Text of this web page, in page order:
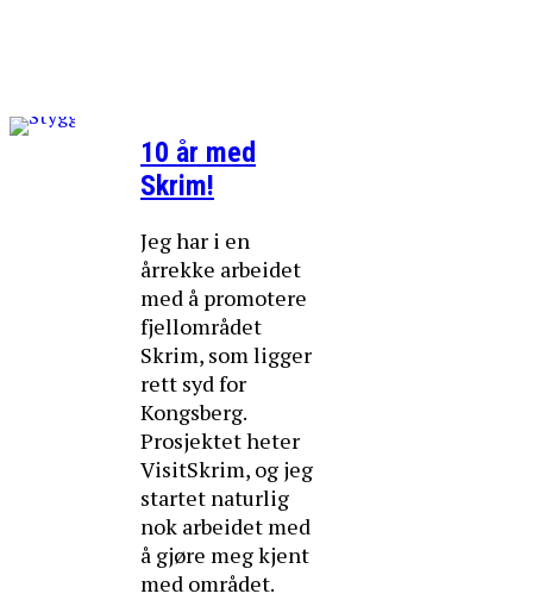
10 år med
Skrim!
Jeg har i en
årrekke arbeidet
med å promotere
fjellområdet
Skrim, som ligger
rett syd for
Kongsberg.
Prosjektet heter
VisitSkrim, og jeg
startet naturlig
nok arbeidet med
å gjøre meg kjent
med området.